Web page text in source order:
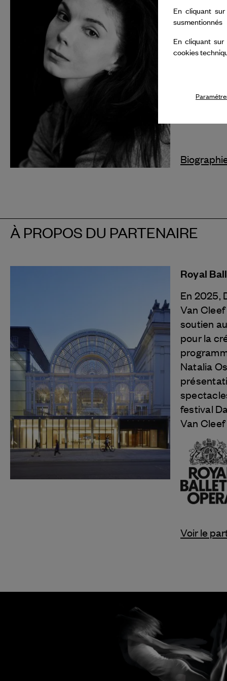
soutien
Opera
avec
À PROPOS DU PARTENAIRE
Royal
En 2025,
Van
soutien
pour la
Natalia
festival
Van
Voir le
En cliquant
susmentionnés
En cliquant sur
cookies